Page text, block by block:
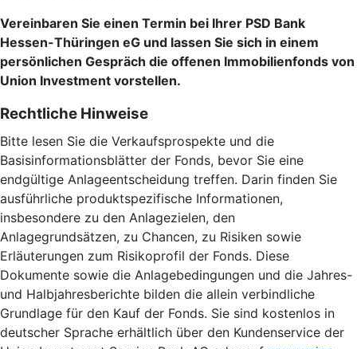
Vereinbaren Sie einen Termin bei Ihrer PSD Bank
Hessen-Thüringen eG und lassen Sie sich in einem
persönlichen Gespräch die offenen Immobilienfonds von
Union Investment vorstellen.
Rechtliche Hinweise
Bitte lesen Sie die Verkaufsprospekte und die
Basisinformationsblätter der Fonds, bevor Sie eine
endgültige Anlageentscheidung treffen. Darin finden Sie
ausführliche produktspezifische Informationen,
insbesondere zu den Anlagezielen, den
Anlagegrundsätzen, zu Chancen, zu Risiken sowie
Erläuterungen zum Risikoprofil der Fonds. Diese
Dokumente sowie die Anlagebedingungen und die Jahres-
und Halbjahresberichte bilden die allein verbindliche
Grundlage für den Kauf der Fonds. Sie sind kostenlos in
deutscher Sprache erhältlich über den Kundenservice der